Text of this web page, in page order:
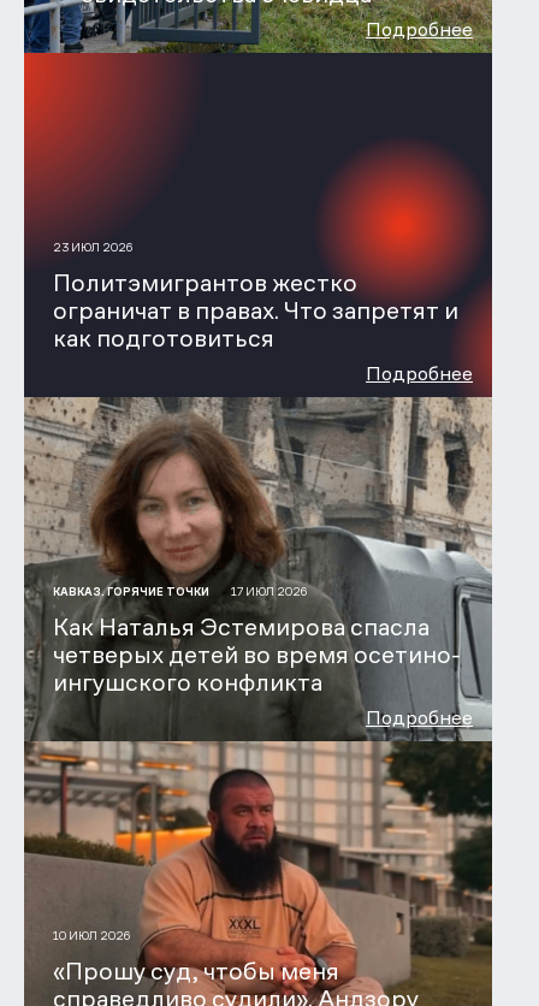
Подробнее
23 ИЮЛ 2026
Политэмигрантов жестко
ограничат в правах. Что запретят и
как подготовиться
Подробнее
КАВКАЗ. ГОРЯЧИЕ ТОЧКИ 17 ИЮЛ 2026
Как Наталья Эстемирова спасла
четверых детей во время осетино-
ингушского конфликта
Подробнее
10 ИЮЛ 2026
«Прошу суд, чтобы меня
справедливо судили». Андзору